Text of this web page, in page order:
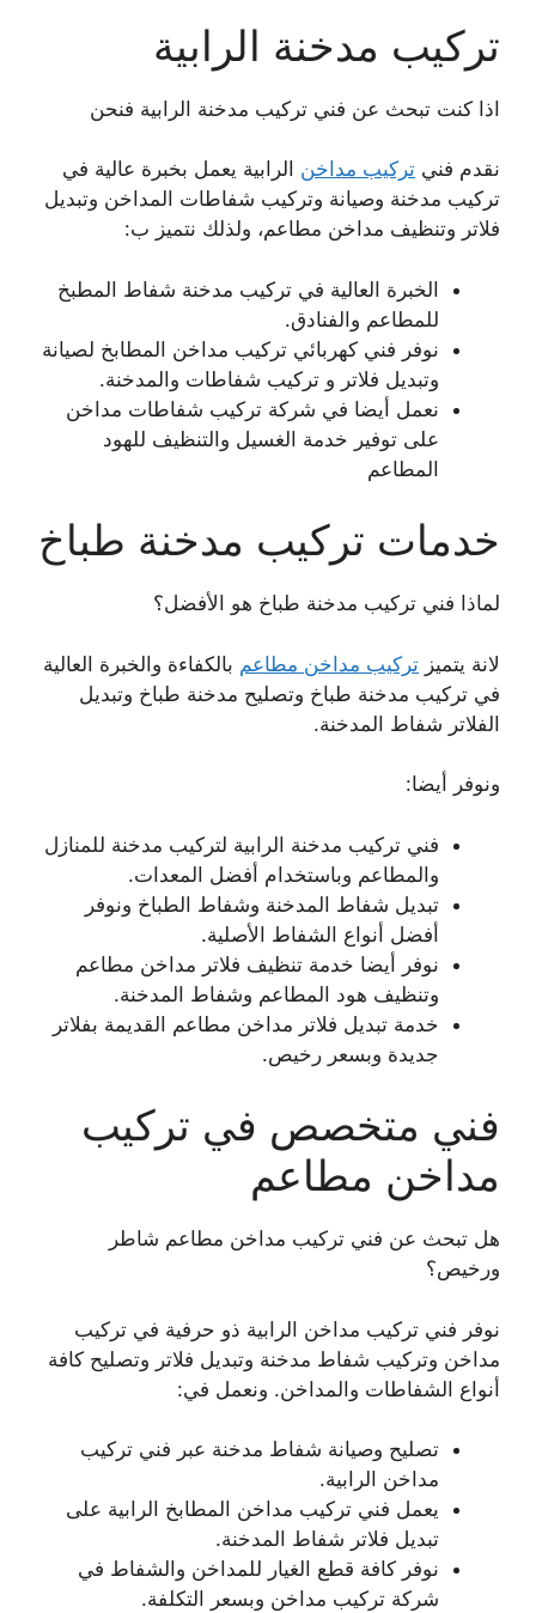
تركيب مدخنة الرابية
اذا كنت تبحث عن فني تركيب مدخنة الرابية فنحن
نقدم فني تركيب مداخن الرابية يعمل بخبرة عالية في
تركيب مدخنة وصيانة وتركيب شفاطات المداخن وتبديل
فلاتر وتنظيف مداخن مطاعم، ولذلك نتميز ب:
الخبرة العالية في تركيب مدخنة شفاط المطبخ
للمطاعم والفنادق.
نوفر فني كهربائي تركيب مداخن المطابخ لصيانة
وتبديل فلاتر و تركيب شفاطات والمدخنة.
نعمل أيضا في شركة تركيب شفاطات مداخن
على توفير خدمة الغسيل والتنظيف للهود
المطاعم
خدمات تركيب مدخنة طباخ
لماذا فني تركيب مدخنة طباخ هو الأفضل؟
لانة يتميز تركيب مداخن مطاعم بالكفاءة والخبرة العالية
في تركيب مدخنة طباخ وتصليح مدخنة طباخ وتبديل
الفلاتر شفاط المدخنة.
ونوفر أيضا:
فني تركيب مدخنة الرابية لتركيب مدخنة للمنازل
والمطاعم وباستخدام أفضل المعدات.
تبديل شفاط المدخنة وشفاط الطباخ ونوفر
أفضل أنواع الشفاط الأصلية.
نوفر أيضا خدمة تنظيف فلاتر مداخن مطاعم
وتنظيف هود المطاعم وشفاط المدخنة.
خدمة تبديل فلاتر مداخن مطاعم القديمة بفلاتر
جديدة وبسعر رخيص.
فني متخصص في تركيب
مداخن مطاعم
هل تبحث عن فني تركيب مداخن مطاعم شاطر
ورخيص؟
نوفر فني تركيب مداخن الرابية ذو حرفية في تركيب
مداخن وتركيب شفاط مدخنة وتبديل فلاتر وتصليح كافة
أنواع الشفاطات والمداخن. ونعمل في:
تصليح وصيانة شفاط مدخنة عبر فني تركيب
مداخن الرابية.
يعمل فني تركيب مداخن المطابخ الرابية على
تبديل فلاتر شفاط المدخنة.
نوفر كافة قطع الغيار للمداخن والشفاط في
شركة تركيب مداخن وبسعر التكلفة.